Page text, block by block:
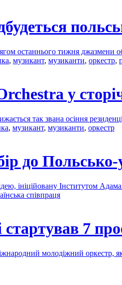
останнього тижня джазмени
, музикант, музиканти, оркестр,
у
так звана осіння
, музикант, музиканти, оркестр
до Польсько-
ініційовану Інститутом
співпраця
7
молодіжний оркестр,